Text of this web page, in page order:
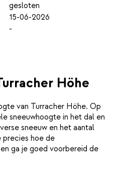
gesloten
15-06-2026
-
Höhe
van Turracher Höhe. Op
sneeuwhoogte in het dal en
sneeuw en het aantal
precies hoe de
ga je goed voorbereid de